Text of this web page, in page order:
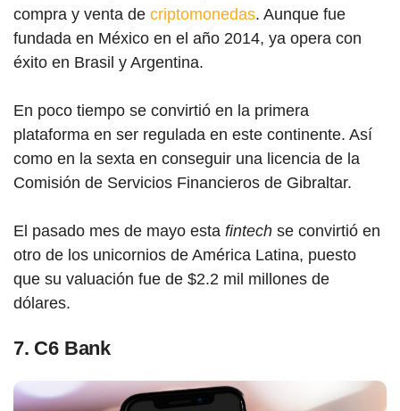
compra y venta de criptomonedas. Aunque fue
fundada en México en el año 2014, ya opera con
éxito en Brasil y Argentina.
En poco tiempo se convirtió en la primera
plataforma en ser regulada en este continente. Así
como en la sexta en conseguir una licencia de la
Comisión de Servicios Financieros de Gibraltar.
El pasado mes de mayo esta fintech se convirtió en
otro de los unicornios de América Latina, puesto
que su valuación fue de $2.2 mil millones de
dólares.
7. C6 Bank